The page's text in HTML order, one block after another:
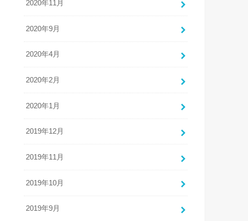
2020年11月
2020年9月
2020年4月
2020年2月
2020年1月
2019年12月
2019年11月
2019年10月
2019年9月